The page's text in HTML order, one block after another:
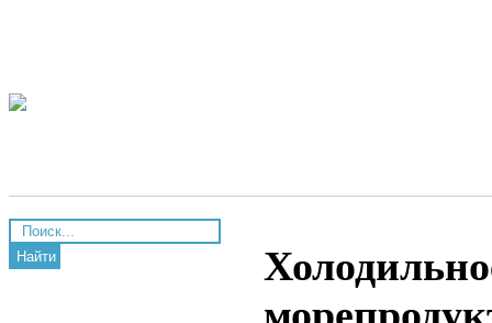
Найти